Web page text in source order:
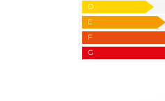
D
E
F
G